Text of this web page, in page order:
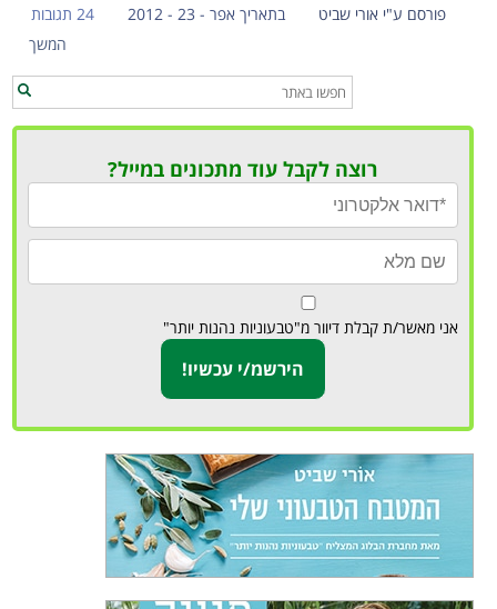
פורסם ע"י אורי שביט בתאריך אפר - 23 - 2012
24 תגובות
המשך
רוצה לקבל עוד מתכונים במייל?
אני מאשר/ת קבלת דיוור מ"טבעוניות נהנות יותר"